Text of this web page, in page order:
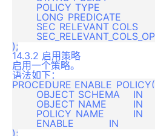
14.3.2 启用策略
启用一个策略。
语法如下：
PROCEDURE ENABLE_POLICY(